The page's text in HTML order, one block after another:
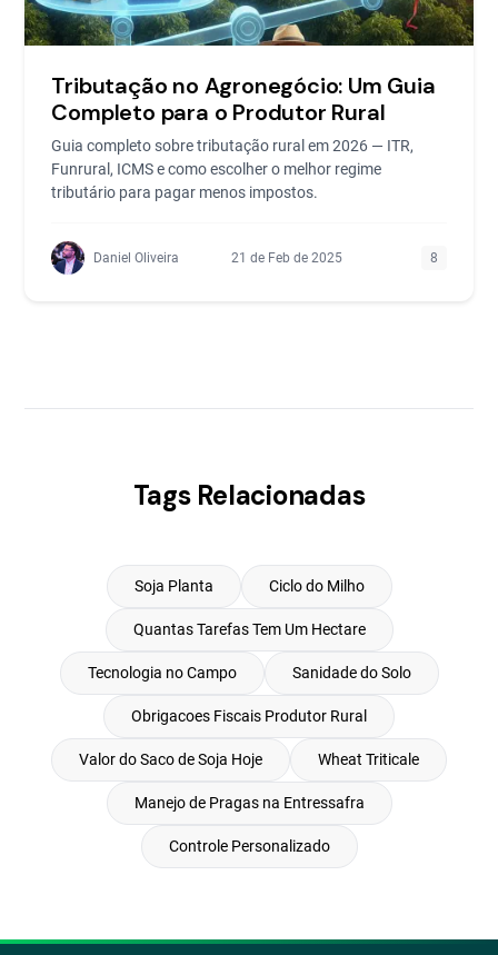
Tributação no Agronegócio: Um Guia
Completo para o Produtor Rural
Guia completo sobre tributação rural em 2026 — ITR,
Funrural, ICMS e como escolher o melhor regime
tributário para pagar menos impostos.
Daniel Oliveira 21 de Feb de 2025 8
Tags Relacionadas
Soja Planta Ciclo do Milho
Quantas Tarefas Tem Um Hectare
Tecnologia no Campo Sanidade do Solo
Obrigacoes Fiscais Produtor Rural
Valor do Saco de Soja Hoje Wheat Triticale
Manejo de Pragas na Entressafra
Controle Personalizado